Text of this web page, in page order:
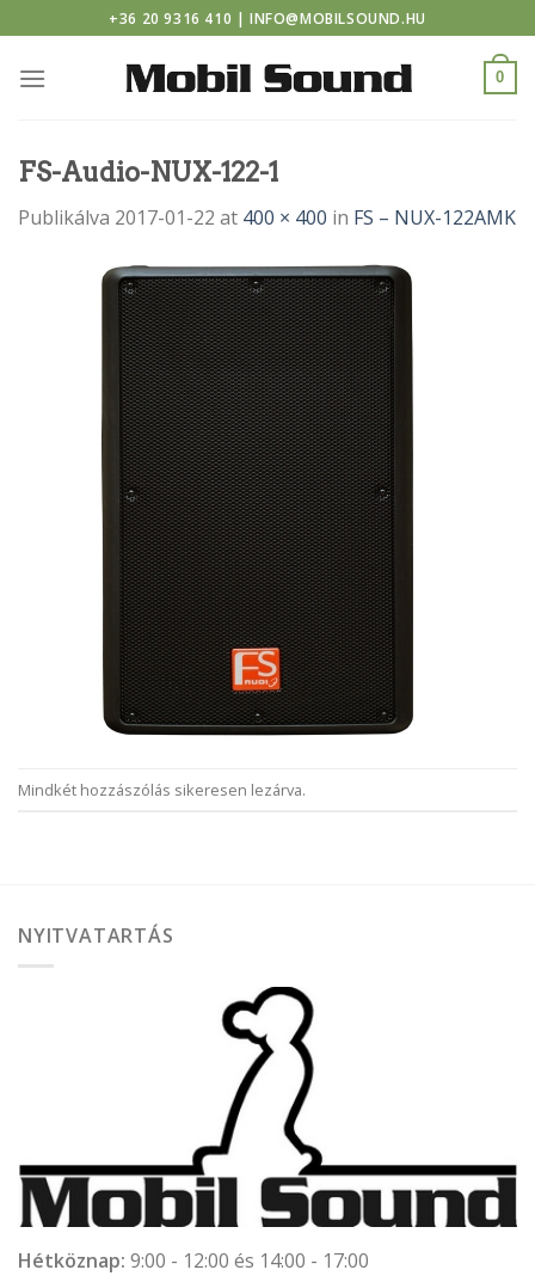
casino
to
content
+36 20 9316 410 | INFO@MOBILSOUND.HU
0
FS-Audio-NUX-122-1
Publikálva 2017-01-22 at 400 × 400 in FS – NUX-122AMK
Mindkét hozzászólás sikeresen lezárva.
NYITVATARTÁS
Hétköznap: 9:00 - 12:00 és 14:00 - 17:00